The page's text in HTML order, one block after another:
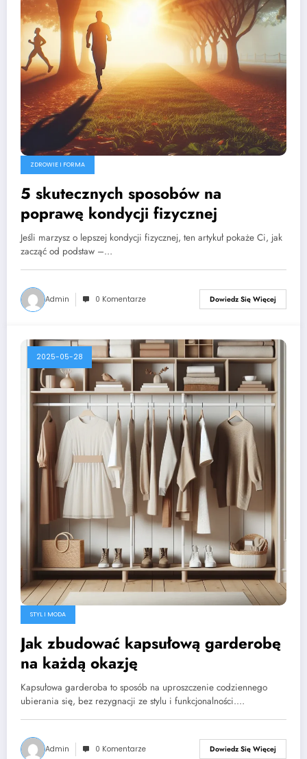
ZDROWIE I FORMA
5 skutecznych sposobów na
poprawę kondycji fizycznej
Jeśli marzysz o lepszej kondycji fizycznej, ten artykuł pokaże Ci, jak
zacząć od podstaw –…
Admin 0 Komentarze Dowiedz Się Więcej
2025-05-28
STYL I MODA
Jak zbudować kapsułową garderobę
na każdą okazję
Kapsułowa garderoba to sposób na uproszczenie codziennego
ubierania się, bez rezygnacji ze stylu i funkcjonalności.…
Admin 0 Komentarze Dowiedz Się Więcej